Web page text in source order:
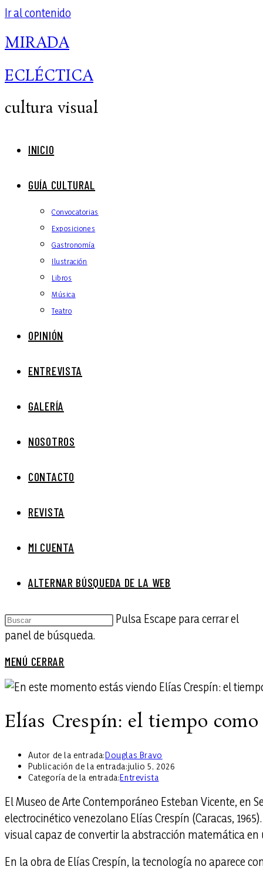
Ir al contenido
MIRADA
ECLÉCTICA
cultura visual
INICIO
GUÍA CULTURAL
Convocatorias
Exposiciones
Gastronomía
Ilustración
Libros
Música
Teatro
OPINIÓN
ENTREVISTA
GALERÍA
NOSOTROS
CONTACTO
REVISTA
MI CUENTA
ALTERNAR BÚSQUEDA DE LA WEB
Pulsa Escape para cerrar el
panel de búsqueda.
MENÚ CERRAR
Elías Crespín: el tiempo
Autor de la entrada:Douglas Bravo
Publicación de la entrada:julio 5, 2026
Categoría de la entrada:Entrevista
El Museo de Arte Contemporáneo Esteban Vicente, en
electrocinético venezolano Elías Crespín (Caracas,
visual capaz de convertir la abstracción matemática
En la obra de Elías Crespín, la tecnología no aparece